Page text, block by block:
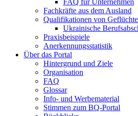
Fachkräfte aus dem Ausland
Qualifikationen von
Ukrainische
Praxisbeispiele
Anerkennungsstatistik
Über das Portal
Hintergrund und Ziele
Organisation
FAQ
Glossar
Info- und Werbematerial
Stimmen zum BQ-Portal